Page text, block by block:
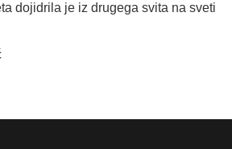
dojidrila je iz drugega svita na sveti